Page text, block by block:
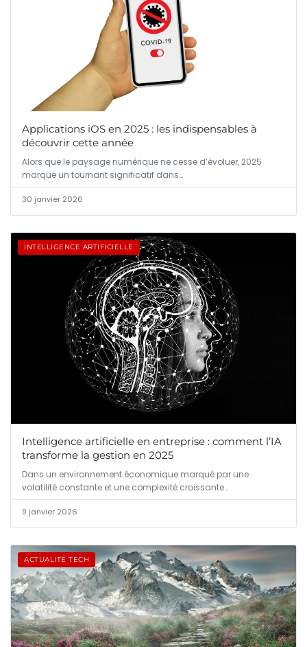
Applications iOS en 2025 : les indispensables à
découvrir cette année
Alors que le paysage numérique ne cesse d’évoluer, 2025
marque un tournant significatif dans…
30 janvier 2026
INTELLIGENCE ARTIFICIELLE
Intelligence artificielle en entreprise : comment l’IA
transforme la gestion en 2025
Dans un environnement économique marqué par une
volatilité constante et une complexité croissante…
9 janvier 2026
ACTUALITÉ TECH